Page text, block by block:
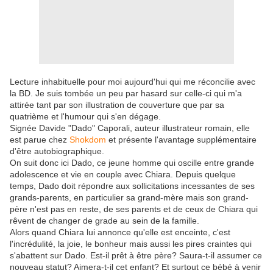
Lecture inhabituelle pour moi aujourd'hui qui me réconcilie avec
la BD. Je suis tombée un peu par hasard sur celle-ci qui m'a
attirée tant par son illustration de couverture que par sa
quatrième et l'humour qui s'en dégage.
Signée Davide "Dado" Caporali, auteur illustrateur romain, elle
est parue chez Shokdom et présente l'avantage supplémentaire
d'être autobiographique.
On suit donc ici Dado, ce jeune homme qui oscille entre grande
adolescence et vie en couple avec Chiara. Depuis quelque
temps, Dado doit répondre aux sollicitations incessantes de ses
grands-parents, en particulier sa grand-mère mais son grand-
père n'est pas en reste, de ses parents et de ceux de Chiara qui
rêvent de changer de grade au sein de la famille.
Alors quand Chiara lui annonce qu'elle est enceinte, c'est
l'incrédulité, la joie, le bonheur mais aussi les pires craintes qui
s'abattent sur Dado. Est-il prêt à être père? Saura-t-il assumer ce
nouveau statut? Aimera-t-il cet enfant? Et surtout ce bébé à venir